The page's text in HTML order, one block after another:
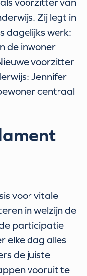
Zij legt in
dagelijks werk:
de inwoner
voorzitter
Jennifer
centraal
voor vitale
in welzijn de
participatie
elke dag alles
de juiste
vooruit te